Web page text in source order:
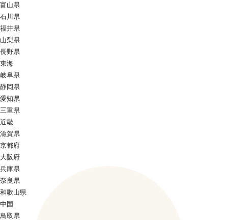
富山県
石川県
福井県
山梨県
長野県
東海
岐阜県
静岡県
愛知県
三重県
近畿
滋賀県
京都府
大阪府
兵庫県
奈良県
和歌山県
中国
鳥取県